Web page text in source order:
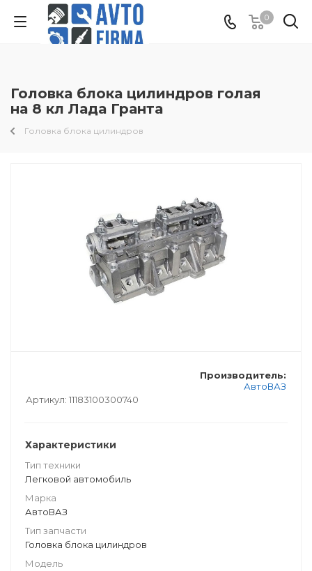
0
Головка блока цилиндров голая
на 8 кл Лада Гранта
Головка блока цилиндров
Артикул: 11183100300740
Производитель:
АвтоВАЗ
Характеристики
Тип техники
Легковой автомобиль
Марка
АвтоВАЗ
Тип запчасти
Головка блока цилиндров
Модель